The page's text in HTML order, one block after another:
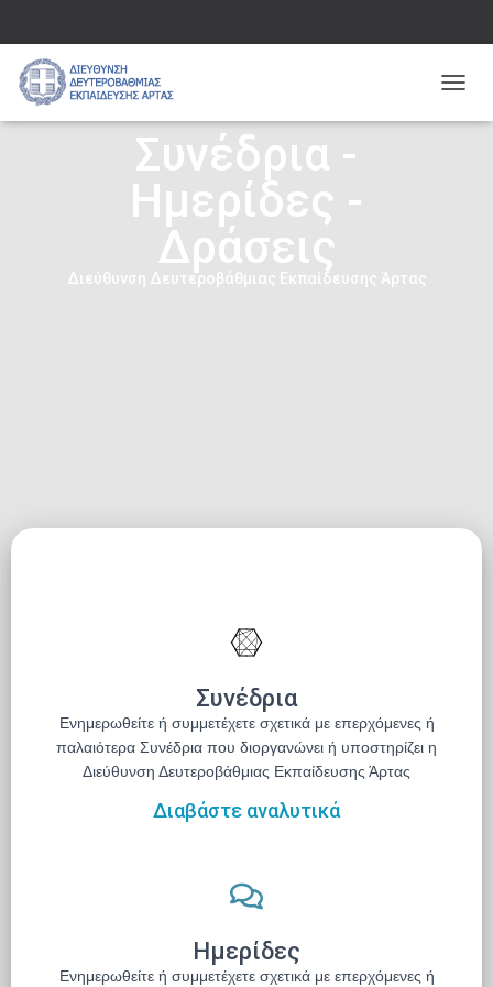
Ν
Συνέδρια -
Ημερίδες -
Δράσεις
Διεύθυνση Δευτεροβάθμιας Εκπαίδευσης Άρτας
Συνέδρια
Ενημερωθείτε ή συμμετέχετε σχετικά με επερχόμενες ή
παλαιότερα Συνέδρια που διοργανώνει ή υποστηρίζει η
Διεύθυνση Δευτεροβάθμιας Εκπαίδευσης Άρτας
Διαβάστε αναλυτικά
Ημερίδες
Ενημερωθείτε ή συμμετέχετε σχετικά με επερχόμενες ή